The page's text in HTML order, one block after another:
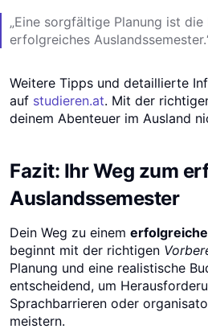
„Eine sorgfältige Planung ist die
erfolgreiches
Weitere Tipps und detaillierte
auf studieren.at. Mit der
deinem Abenteuer im Ausland
Fazit: Ihr Weg zum
Auslandssemester
Dein Weg zu einem
beginnt mit der richtigen
Planung und eine realistische
entscheidend, um
Sprachbarrieren oder
meistern.